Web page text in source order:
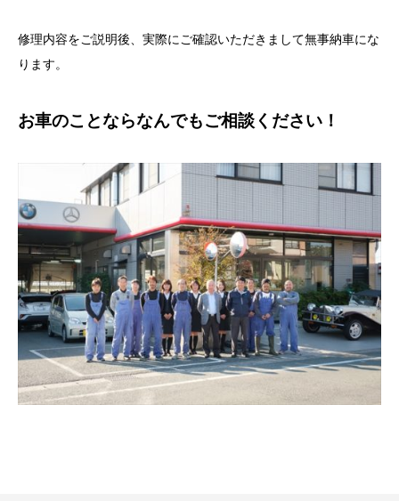
修理内容をご説明後、実際にご確認いただきまして無事納車にな
ります。
お車のことならなんでもご相談ください！